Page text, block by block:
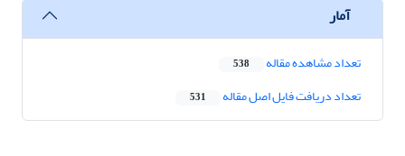
آمار
تعداد مشاهده مقاله 538
تعداد دریافت فایل اصل مقاله 531